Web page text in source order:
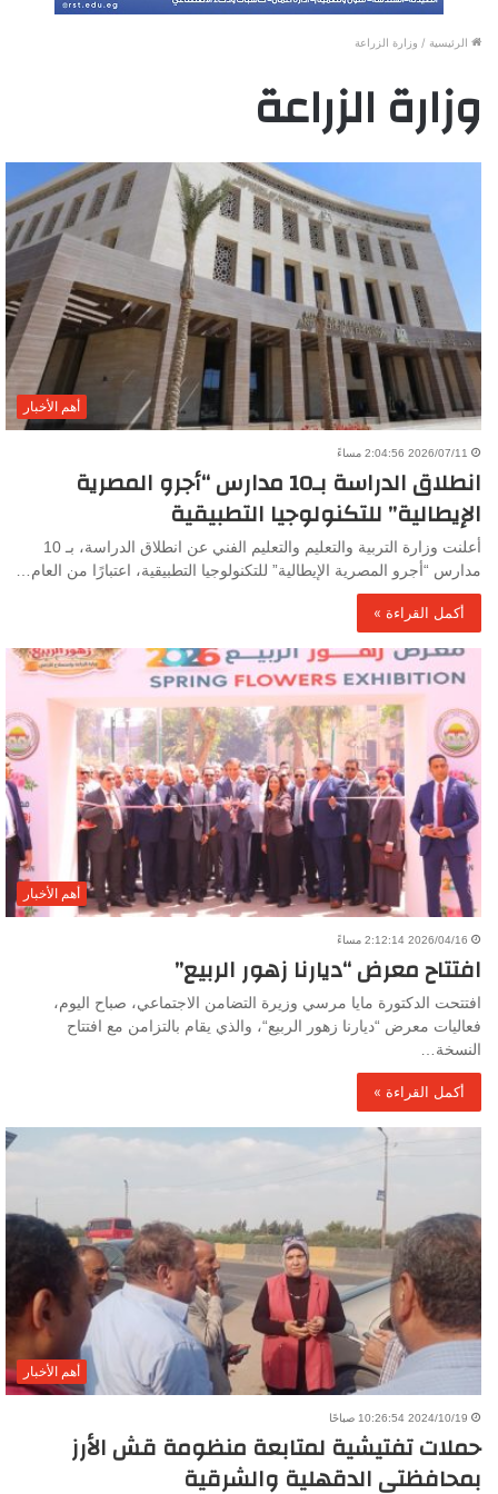
الرئيسية / وزارة الزراعة
وزارة الزراعة
أهم الأخبار
2026/07/11 2:04:56 مساءً
انطلاق الدراسة بـ10 مدارس “أجرو المصرية
الإيطالية” للتكنولوجيا التطبيقية
أعلنت وزارة التربية والتعليم والتعليم الفني عن انطلاق الدراسة، بـ 10
مدارس “أجرو المصرية الإيطالية” للتكنولوجيا التطبيقية، اعتبارًا من العام…
أكمل القراءة »
أهم الأخبار
2026/04/16 2:12:14 مساءً
افتتاح معرض “ديارنا زهور الربيع”
افتتحت الدكتورة مايا مرسي وزيرة التضامن الاجتماعي، صباح اليوم،
فعاليات معرض “ديارنا زهور الربيع“، والذي يقام بالتزامن مع افتتاح
النسخة…
أكمل القراءة »
أهم الأخبار
2024/10/19 10:26:54 صباحًا
حملات تفتيشية لمتابعة منظومة قش الأرز
بمحافظتى الدقهلية والشرقية